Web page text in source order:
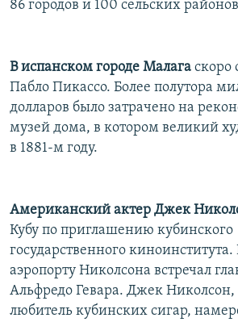
86 городов и 100 сельских
В испанском городе Малага скоро
Пабло Пикассо. Более полутора
долларов было затрачено на
музей дома, в котором великий
в 1881-м году.
Американский актер Джек
Кубу по приглашению кубинского
государственного
аэропорту Николсона встречал
Альфредо Гевара. Джек
любитель кубинских сигар,